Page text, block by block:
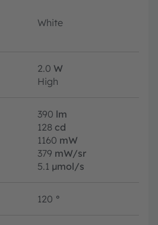
White
2.0 W
High
390 lm
128 cd
1160 mW
379 mW/sr
5.1 µmol/s
120 °